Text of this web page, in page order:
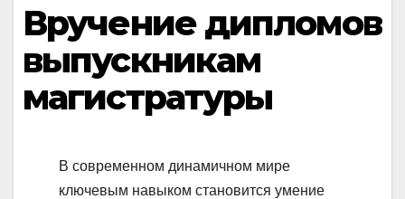
Вручение дипломов
выпускникам
магистратуры
В современном динамичном мире
ключевым навыком становится умение